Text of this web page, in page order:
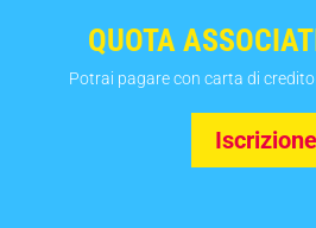
QUOTA
Potrai pagare con carta di credito
Iscrizione